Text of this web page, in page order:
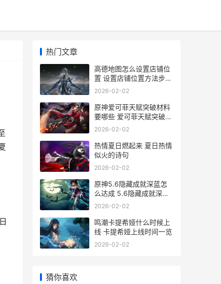
热门文章
高德地图怎么设置店铺位
置 设置店铺位置方法步骤
一览 高德地图怎么设置新
2026-02-02
原神爱可菲天赋突破材料
要哪些 爱可菲天赋突破材
料介绍一览 原神爱可菲天
2026-02-02
热情夏日燃起来 夏日热情
似火的诗句
2026-02-02
原神5.6隐藏成就深蓝怎
么达成 5.6隐藏成就深蓝
达成攻略 1.5原神隐藏成
2026-02-02
鸣潮卡提希娅什么时候上
线 卡提希娅上线时间一览
2026-02-02
猜你喜欢